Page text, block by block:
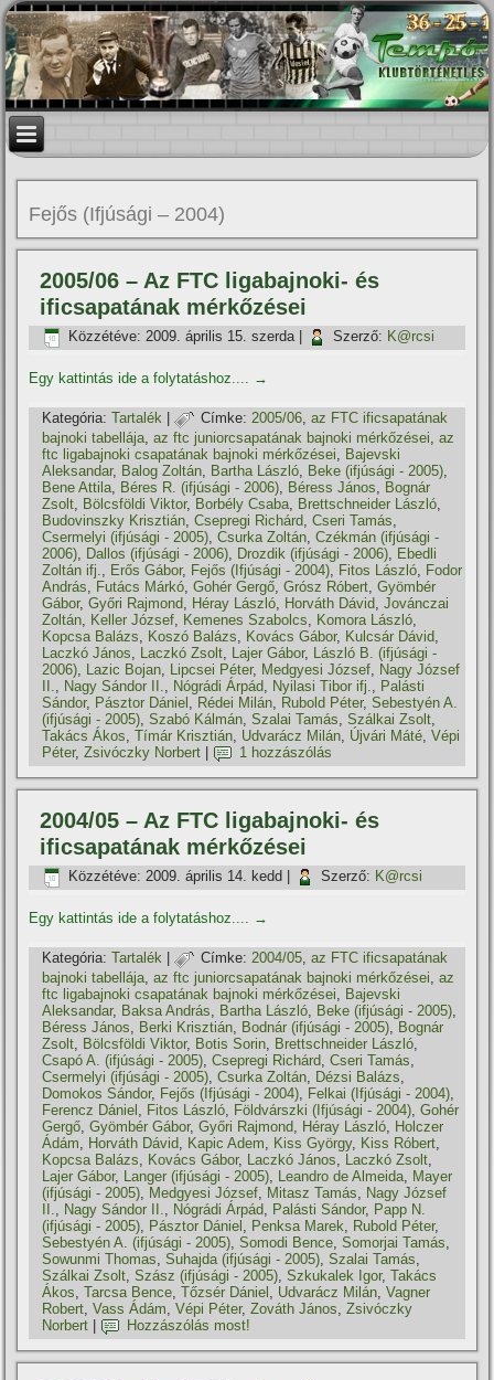
Fejős (Ifjúsági – 2004)
2005/06 – Az FTC ligabajnoki- és
ificsapatának mérkőzései
Közzétéve: 2009. április 15. szerda| Szerző: K@rcsi
Egy kattintás ide a folytatáshoz.... →
Kategória: Tartalék | Címke: 2005/06,az FTC ificsapatának
bajnoki tabellája,az ftc juniorcsapatának bajnoki mérkőzései,az
ftc ligabajnoki csapatának bajnoki mérkőzései, Bajevski
Aleksandar, Balog Zoltán, Bartha László, Beke (ifjúsági - 2005),
Bene Attila, Béres R. (ifjúsági - 2006), Béress János, Bognár
Zsolt, Bölcsföldi Viktor, Borbély Csaba, Brettschneider László,
Budovinszky Krisztián,Csepregi Richárd,Cseri Tamás,
Csermelyi (ifjúsági - 2005),Csurka Zoltán,Czékmán (ifjúsági -
2006), Dallos (ifjúsági - 2006), Drozdik (ifjúsági - 2006), Ebedli
Zoltán ifj., Erős Gábor, Fejős (Ifjúsági - 2004), Fitos László, Fodor
András, Futács Márkó,Gohér Gergő,Grósz Róbert,Gyömbér
Gábor,Győri Rajmond, Héray László, Horváth Dávid,Jovánczai
Zoltán, Keller József, Kemenes Szabolcs, Komora László,
Kopcsa Balázs, Koszó Balázs, Kovács Gábor, Kulcsár Dávid,
Laczkó János, Laczkó Zsolt, Lajer Gábor, László B. (ifjúsági -
2006), Lazic Bojan, Lipcsei Péter, Medgyesi József, Nagy József
II., Nagy Sándor II., Nógrádi Árpád, Nyilasi Tibor ifj., Palásti
Sándor, Pásztor Dániel , Rédei Milán, Rubold Péter,Sebestyén A.
(ifjúsági - 2005),Szabó Kálmán,Szalai Tamás,Szálkai Zsolt,
Takács Ákos,Tí­már Krisztián, Udvarácz Milán, Újvári Máté,Vépi
Péter,Zsivóczky Norbert 1 hozzászólás
2004/05 – Az FTC ligabajnoki- és
ificsapatának mérkőzései
Közzétéve: 2009. április 14. kedd Szerző: K@rcsi
Egy kattintás ide a folytatáshoz.... →
Kategória: Tartalék | Címke: 2004/05,az FTC ificsapatának
bajnoki tabellája,az ftc juniorcsapatának bajnoki mérkőzései,az
ftc ligabajnoki csapatának bajnoki mérkőzései, Bajevski
Aleksandar, Baksa András, Bartha László, Beke (ifjúsági - 2005),
Béress János, Berki Krisztián, Bodnár (ifjúsági - 2005), Bognár
Zsolt, Bölcsföldi Viktor, Botis Sorin, Brettschneider László,
Csapó A. (ifjúsági - 2005),Csepregi Richárd,Cseri Tamás,
Csermelyi (ifjúsági - 2005),Csurka Zoltán, Dézsi Balázs,
Domokos Sándor, Fejős (Ifjúsági - 2004), Felkai (Ifjúsági - 2004),
Ferencz Dániel , Fitos László, Földvárszki (Ifjúsági - 2004),Gohér
Gergő,Gyömbér Gábor,Győri Rajmond, Héray László, Holczer
Ádám, Horváth Dávid, Kapic Adem, Kiss György, Kiss Róbert,
Kopcsa Balázs, Kovács Gábor, Laczkó János, Laczkó Zsolt,
Lajer Gábor, Langer (ifjúsági - 2005), Leandro de Almeida, Mayer
(ifjúsági - 2005), Medgyesi József, Mitasz Tamás, Nagy József
II., Nagy Sándor II., Nógrádi Árpád, Palásti Sándor, Papp N.
(ifjúsági - 2005), Pásztor Dániel , Penksa Marek, Rubold Péter,
Sebestyén A. (ifjúsági - 2005),Somodi Bence,Somorjai Tamás,
Sowunmi Thomas,Suhajda (ifjúsági - 2005),Szalai Tamás,
Szálkai Zsolt,Szász (ifjúsági - 2005),Szkukalek Igor,Takács
Ákos,Tarcsa Bence,Tőzsér Dániel , Udvarácz Milán,Vagner
Robert,Vass Ádám,Vépi Péter,Zováth János,Zsivóczky
Norbert
Hozzászólás most!